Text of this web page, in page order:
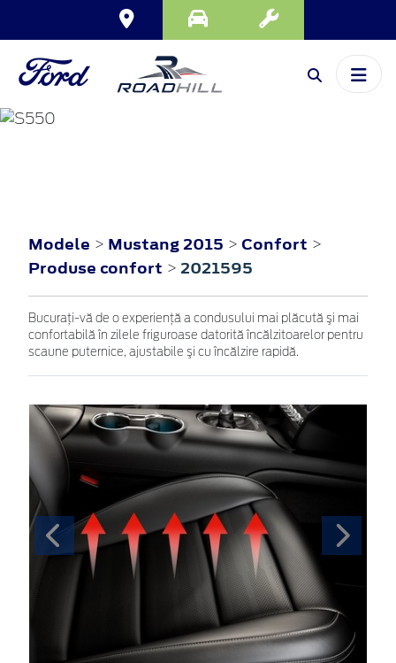
Modele > Mustang 2015 > Confort >
Produse confort > 2021595
Bucuraţi-vă de o experienţă a condusului mai plăcută şi mai
confortabilă în zilele friguroase datorită încălzitoarelor pentru
scaune puternice, ajustabile şi cu încălzire rapidă.